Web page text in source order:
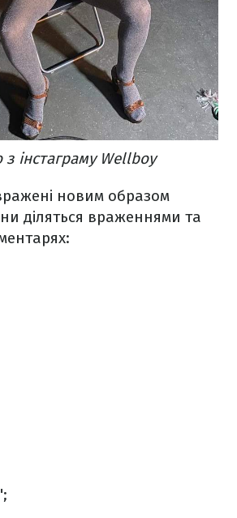
інстаграму Wellboy
новим образом
діляться враженнями та